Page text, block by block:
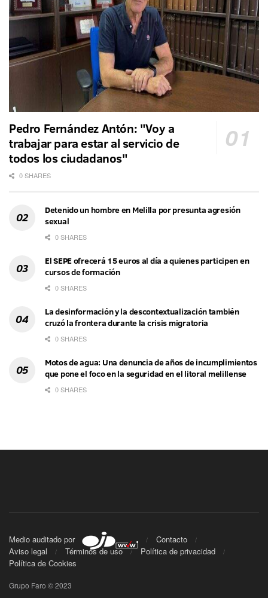
Pedro Fernández Antón: "Voy a
trabajar para estar al servicio de
todos los ciudadanos"
0 SHARES
Detenido un hombre en Melilla por presunta agresión
sexual
0 SHARES
El SEPE ofrecerá 15 euros al día a quienes participen en
cursos de formación
0 SHARES
La desinformación y la descontextualización también
cruzó la frontera durante la crisis migratoria
0 SHARES
Motos de agua: Una denuncia de años de incumplimientos
que pone el foco en la seguridad en el litoral melillense
0 SHARES
Medio auditado por
Contacto
Aviso legal
Términos de uso
Política de privacidad
Política de Cookies
Grupo Faro © 2023